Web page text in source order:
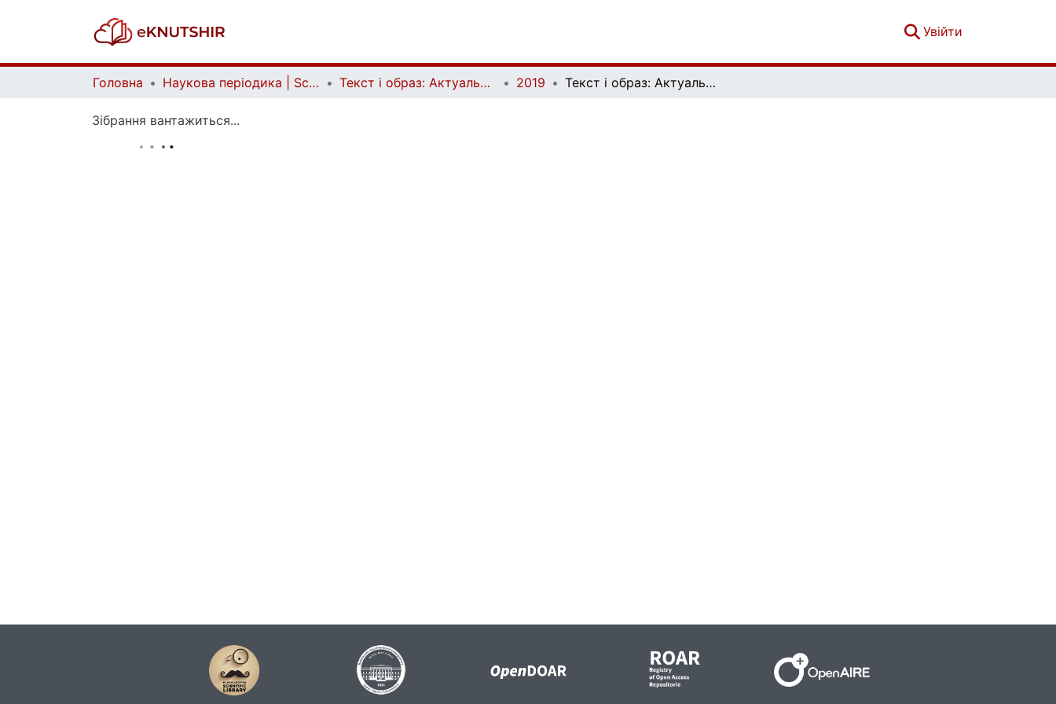
Увійти
Головна Наукова періодика | Scientific periodicals Текст і образ: Актуальні проблеми історії мистецтва | Text and Image: Essential Problems in Art History 2019 Текст і образ: Актуальні проблеми історії мистецтва. Вип. 2(8)
Зібрання вантажиться...